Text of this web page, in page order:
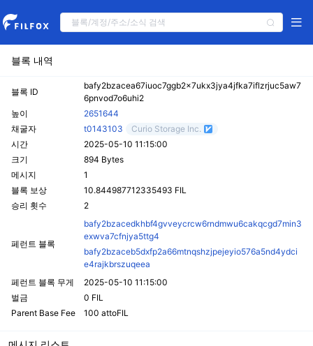
블록 내역
블록 ID
bafy2bzacea67iuoc7ggb2x7ukx3jya4jfka7iflzrjuc5aw7
6pnvod7o6uhi2
높이
2651644
채굴자
t0143103
Curio Storage Inc.
시간
2025-05-10 11:15:00
크기
894 Bytes
메시지
1
블록 보상
10.844987712335493 FIL
승리 횟수
2
페런트 블록
bafy2bzacedkhbf4gvveycrcw6rndmwu6cakqcgd7min3
exwva7cfnjya5ttg4
bafy2bzaceb5dxfp2a66mtnqshzjpejeyio576a5nd4ydci
e4rajkbrszuqeea
페런트 블록 무게
2025-05-10 11:15:00
벌금
0 FIL
Parent Base Fee
100 attoFIL